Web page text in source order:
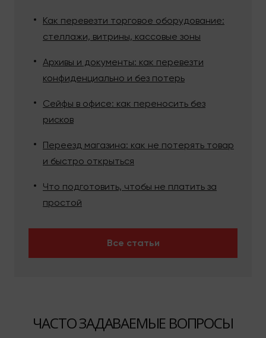
Как перевезти торговое оборудование:
стеллажи, витрины, кассовые зоны
Архивы и документы: как перевезти
конфиденциально и без потерь
Сейфы в офисе: как переносить без
рисков
Переезд магазина: как не потерять товар
и быстро открыться
Что подготовить, чтобы не платить за
простой
Все статьи
ЧАСТО ЗАДАВАЕМЫЕ ВОПРОСЫ